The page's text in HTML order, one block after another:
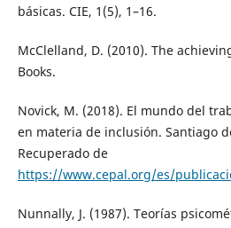
básicas. CIE, 1(5), 1–16.
McClelland, D. (2010). The
Books.
Novick, M. (2018). El mundo del
en materia de inclusión. Santiago
Recuperado de
https://www.cepal.org/es/
Nunnally, J. (1987). Teorías